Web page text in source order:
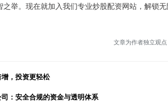
举。现在就加入我们专业炒股配资网站，解锁
文章为作者独立观
，投资更轻松
：安全合规的资金与透明体系